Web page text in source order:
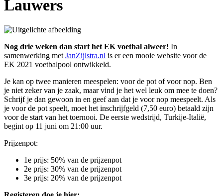
Lauwers
Nog drie weken dan start het EK voetbal alweer! In
samenwerking met JanZijlstra.nl is er een mooie website voor de
EK 2021 voetbalpool ontwikkeld.
Je kan op twee manieren meespelen: voor de pot of voor nop. Ben
je niet zeker van je zaak, maar vind je het wel leuk om mee te doen?
Schrijf je dan gewoon in en geef aan dat je voor nop meespeelt. Als
je voor de pot speelt, moet het inschrijfgeld (7,50 euro) betaald zijn
voor de start van het toernooi. De eerste wedstrijd, Turkije-Italië,
begint op 11 juni om 21:00 uur.
Prijzenpot:
1e prijs: 50% van de prijzenpot
2e prijs: 30% van de prijzenpot
3e prijs: 20% van de prijzenpot